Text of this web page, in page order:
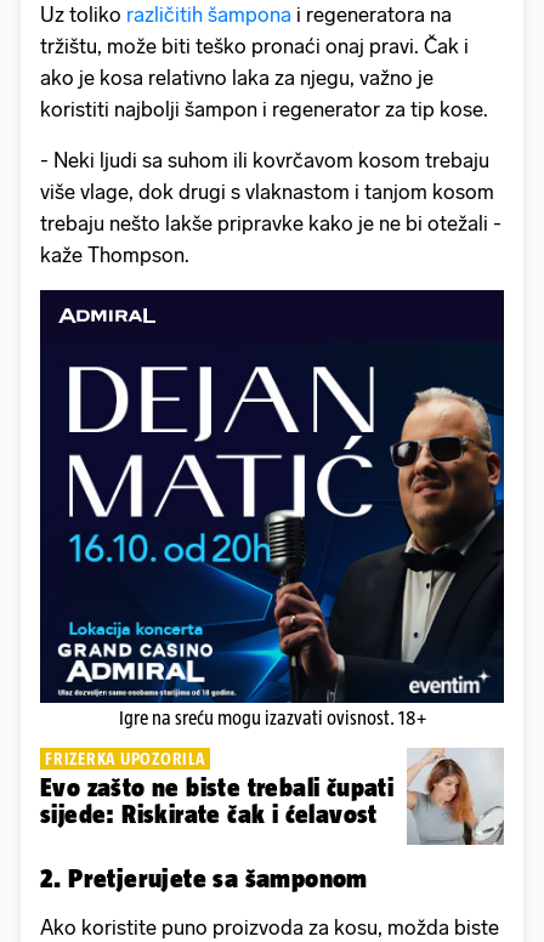
Uz toliko različitih šampona i regeneratora na
tržištu, može biti teško pronaći onaj pravi. Čak i
ako je kosa relativno laka za njegu, važno je
koristiti najbolji šampon i regenerator za tip kose.
- Neki ljudi sa suhom ili kovrčavom kosom trebaju
više vlage, dok drugi s vlaknastom i tanjom kosom
trebaju nešto lakše pripravke kako je ne bi otežali -
kaže Thompson.
Igre na sreću mogu izazvati ovisnost. 18+
FRIZERKA UPOZORILA
Evo zašto ne biste trebali čupati
sijede: Riskirate čak i ćelavost
2. Pretjerujete sa šamponom
Ako koristite puno proizvoda za kosu, možda biste